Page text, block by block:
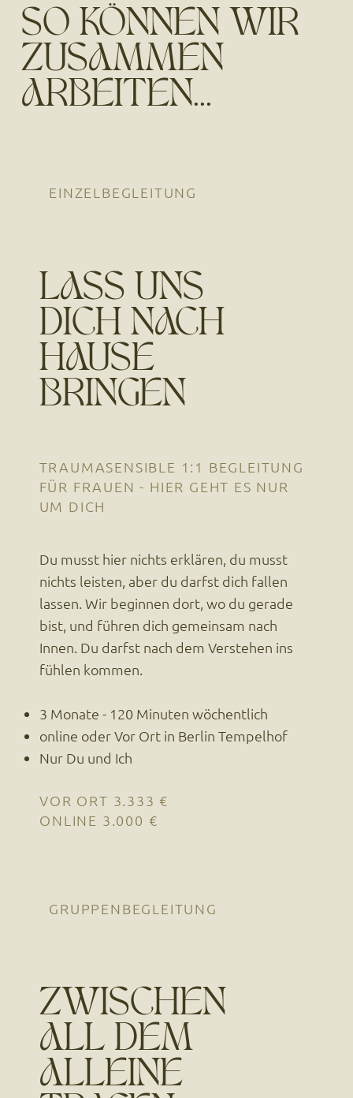
SO KÖNNEN WIR
ZUSAMMEN
ARBEITEN...
EINZELBEGLEITUNG
LASS UNS
DICH NACH
HAUSE
BRINGEN
TRAUMASENSIBLE 1:1 BEGLEITUNG
FÜR FRAUEN - HIER GEHT ES NUR
UM DICH
Du musst hier nichts erklären, du musst
nichts leisten, aber du darfst dich fallen
lassen. Wir beginnen dort, wo du gerade
bist, und führen dich gemeinsam nach
Innen. Du darfst nach dem Verstehen ins
fühlen kommen.
3 Monate - 120 Minuten wöchentlich
online oder Vor Ort in Berlin Tempelhof
Nur Du und Ich
VOR ORT 3.333 €
ONLINE 3.000 €
GRUPPENBEGLEITUNG
ZWISCHEN
ALL DEM
ALLEINE